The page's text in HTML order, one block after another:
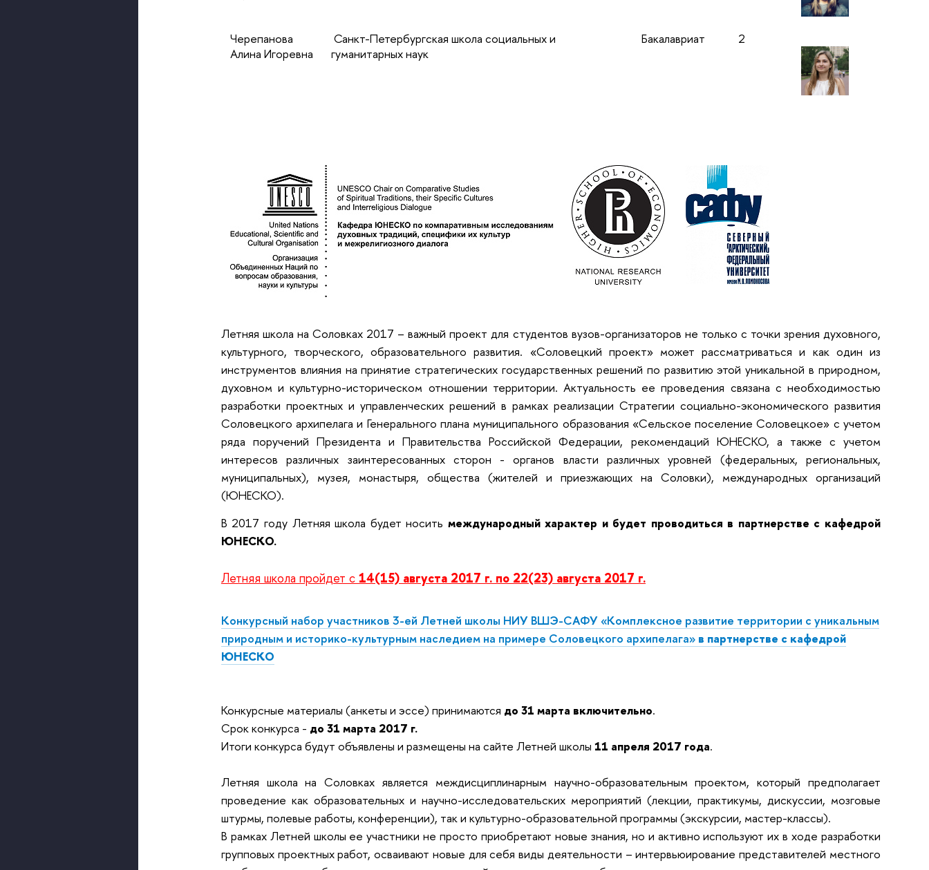
Черепанова
Алина Игоревна
Санкт-Петербургская школа социальных и
гуманитарных наук
Бакалавриат 2
Летняя школа на Соловках 2017 – важный проект для студентов вузов-организаторов не только с точки зрения духовного,
культурного, творческого, образовательного развития. «Соловецкий проект» может рассматриваться и как один из
инструментов влияния на принятие стратегических государственных решений по развитию этой уникальной в природном,
духовном и культурно-историческом отношении территории. Актуальность ее проведения связана с необходимостью
разработки проектных и управленческих решений в рамках реализации Стратегии социально-экономического развития
Соловецкого архипелага и Генерального плана муниципального образования «Сельское поселение Соловецкое» с учетом
ряда поручений Президента и Правительства Российской Федерации, рекомендаций ЮНЕСКО, а также с учетом
интересов различных заинтересованных сторон - органов власти различных уровней (федеральных, региональных,
муниципальных), музея, монастыря, общества (жителей и приезжающих на Соловки), международных организаций
(ЮНЕСКО).
В 2017 году Летняя школа будет носить международный характер и будет проводиться в партнерстве с кафедрой
ЮНЕСКО.
Летняя школа пройдет с 14(15) августа 2017 г. по 22(23) августа 2017 г.
Конкурсный набор участников 3-ей Летней школы НИУ ВШЭ-САФУ «Комплексное развитие территории с уникальным
природным и историко-культурным наследием на примере Соловецкого архипелага» в партнерстве с кафедрой
ЮНЕСКО
Конкурсные материалы (анкеты и эссе) принимаются до 31 марта включительно.
Срок конкурса - до 31 марта 2017 г.
Итоги конкурса будут объявлены и размещены на сайте Летней школы 11 апреля 2017 года.
Летняя школа на Соловках является междисциплинарным научно-образовательным проектом, который предполагает
проведение как образовательных и научно-исследовательских мероприятий (лекции, практикумы, дискуссии, мозговые
штурмы, полевые работы, конференции), так и культурно-образовательной программы (экскурсии, мастер-классы).
В рамках Летней школы ее участники не просто приобретают новые знания, но и активно используют их в ходе разработки
групповых проектных работ, осваивают новые для себя виды деятельности – интервьюирование представителей местного